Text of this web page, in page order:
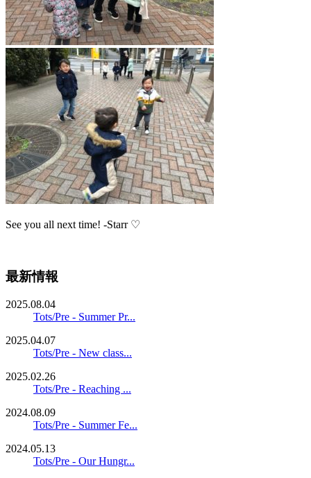
See you all next time! -Starr ♡
最新情報
2025.08.04
Tots/Pre - Summer Pr...
2025.04.07
Tots/Pre - New class...
2025.02.26
Tots/Pre - Reaching ...
2024.08.09
Tots/Pre - Summer Fe...
2024.05.13
Tots/Pre - Our Hungr...